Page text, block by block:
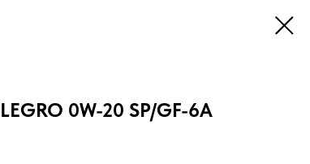
0W-20 SP/GF-6A